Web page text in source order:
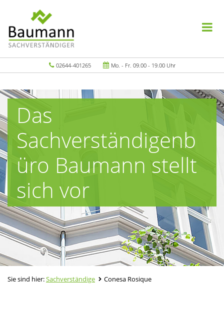
02644-401265 Mo. - Fr. 09.00 - 19.00 Uhr
Das
Sachverständigenb
üro Baumann stellt
sich vor
Sie sind hier:Sachverständige Conesa Rosique